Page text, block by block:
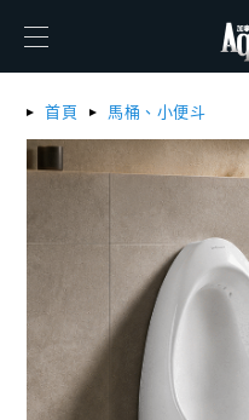
首頁 馬桶、小便斗